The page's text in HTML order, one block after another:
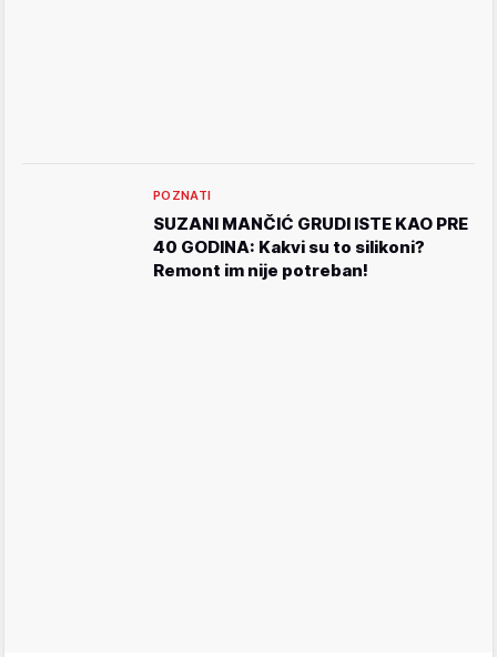
POZNATI
SUZANI MANČIĆ GRUDI ISTE KAO PRE
40 GODINA: Kakvi su to silikoni?
Remont im nije potreban!